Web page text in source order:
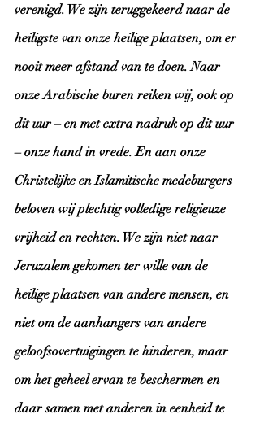
verenigd. We zijn teruggekeerd naar de
heiligste van onze heilige plaatsen, om er
nooit meer afstand van te doen. Naar
onze Arabische buren reiken wij, ook op
dit uur – en met extra nadruk op dit uur
– onze hand in vrede. En aan onze
Christelijke en Islamitische medeburgers
beloven wij plechtig volledige religieuze
vrijheid en rechten. We zijn niet naar
Jeruzalem gekomen ter wille van de
heilige plaatsen van andere mensen, en
niet om de aanhangers van andere
geloofsovertuigingen te hinderen, maar
om het geheel ervan te beschermen en
daar samen met anderen in eenheid te